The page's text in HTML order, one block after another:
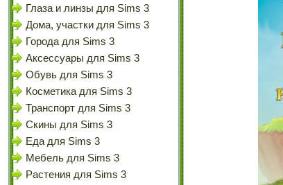
Глаза и линзы для Sims 3
Дома, участки для Sims 3
Города для Sims 3
Аксессуары для Sims 3
Обувь для Sims 3
Косметика для Sims 3
Транспорт для Sims 3
Скины для Sims 3
Еда для Sims 3
Мебель для Sims 3
Растения для Sims 3